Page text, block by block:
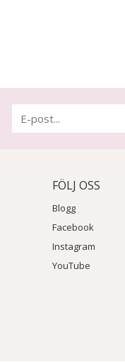
FÖLJ OSS
Blogg
Facebook
Instagram
YouTube